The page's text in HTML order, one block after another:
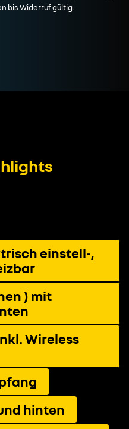
bis Widerruf gültig.
einstell-,
) mit
Wireless
hinten